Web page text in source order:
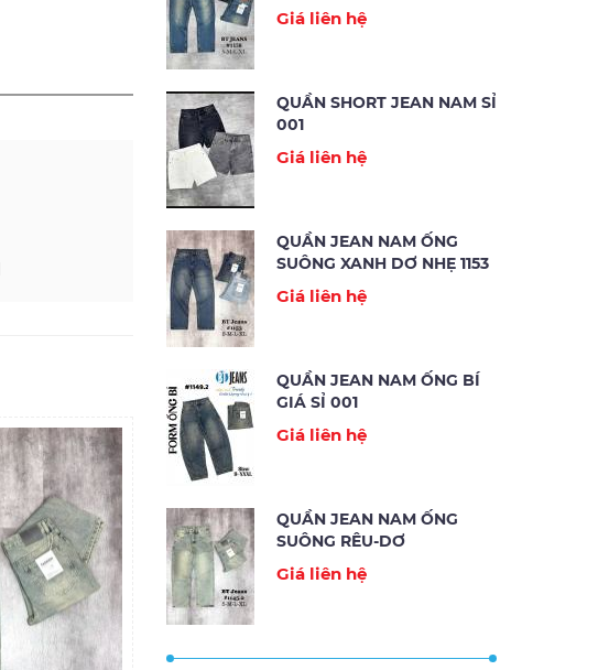
Giá liên hệ
QUẦN SHORT JEAN NAM SỈ
001
Giá liên hệ
QUẦN JEAN NAM ỐNG
SUÔNG XANH DƠ NHẸ 1153
Giá liên hệ
QUẦN JEAN NAM ỐNG BÍ
GIÁ SỈ 001
Giá liên hệ
QUẦN JEAN NAM ỐNG
SUÔNG RÊU-DƠ
Giá liên hệ